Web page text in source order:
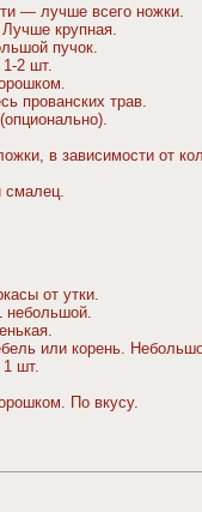
— лучше всего ножки.
крупная.
пучок.
2 шт.
прованских трав.
в зависимости от
смалец.
от утки.
небольшой.
или корень.
1 шт.
По вкусу.